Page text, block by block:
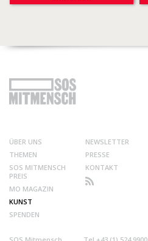
ÜBER UNS
THEMEN
SOS MITMENSCH
PREIS
MO MAGAZIN
KUNST
SPENDEN
NEWSLETTER
PRESSE
KONTAKT